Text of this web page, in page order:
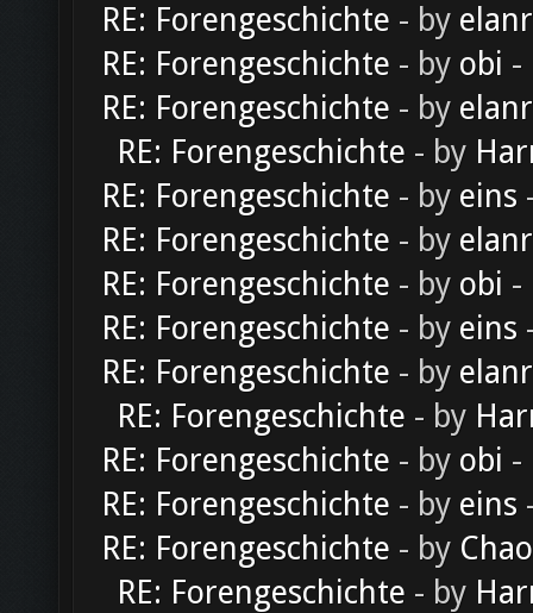
RE: Forengeschichte - by
RE: Forengeschichte - by obi -
RE: Forengeschichte - by
RE: Forengeschichte - by
RE: Forengeschichte - by eins
RE: Forengeschichte - by
RE: Forengeschichte - by obi -
RE: Forengeschichte - by eins
RE: Forengeschichte - by
RE: Forengeschichte - by
RE: Forengeschichte - by obi -
RE: Forengeschichte - by eins
RE: Forengeschichte - by
RE: Forengeschichte - by